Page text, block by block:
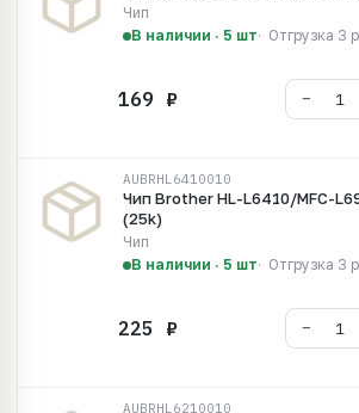
Чип
В наличии · 5 шт
Отгрузка 3
AUBRHL6410010
Чип Brother HL-L6410/MFC-
(25k)
Чип
В наличии · 5 шт
Отгрузка 3
AUBRHL6210010